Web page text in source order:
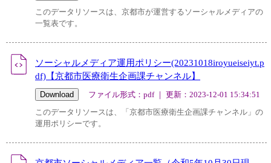
このデータリソースは、京都市が運営するソーシャルメディアの
一覧表です。
ソーシャルメディア運用ポリシー(20231018iroyueiseiyt.p
df)【京都市医療衛生企画課チャンネル】
ファイル形式：pdf ｜ 更新：2023-12-01 15:34:51
このデータリソースは、「京都市医療衛生企画課チャンネル」の
運用ポリシーです。